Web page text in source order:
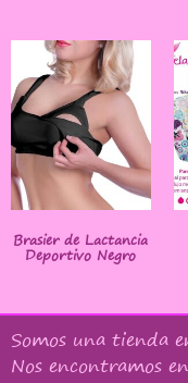
Brasier de Lactancia
Deportivo Negro
Somos una tienda
Nos encontramos